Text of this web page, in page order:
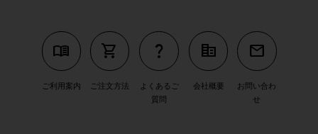
menu_book
ご利用案内
shopping_cart
ご注文方法
question_mark
よくあるご
質問
corporate_fare
会社概要
mail
お問い合わ
せ